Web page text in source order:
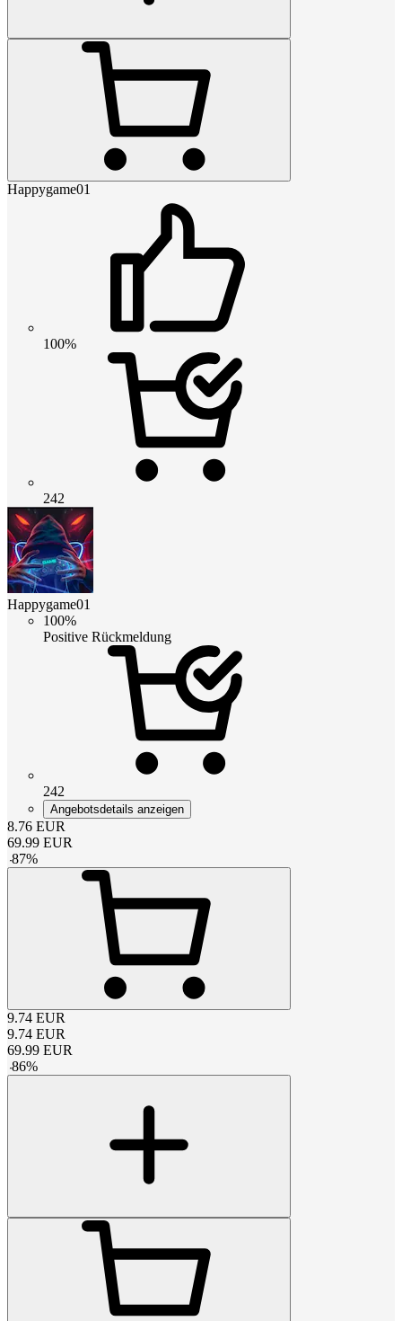
Happygame01
100%
242
Happygame01
100%
Positive Rückmeldung
242
Angebotsdetails anzeigen
8.76 EUR
69.99 EUR
-87%
9.74 EUR
9.74 EUR
69.99 EUR
-86%